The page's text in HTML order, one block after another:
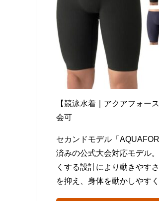
【競泳水着｜アクアフォー
会可
セカンドモデル「
済みの公式大会対応モデル
くする設計により動きやす
を抑え、身体を動かしやす